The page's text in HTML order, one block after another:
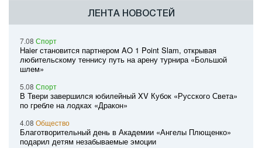
ЛЕНТА НОВОСТЕЙ
7.08 Спорт
Haier становится партнером AO 1 Point Slam, открывая
любительскому теннису путь на арену турнира «Большой
шлем»
5.08 Спорт
В Твери завершился юбилейный XV Кубок «Русского Света»
по гребле на лодках «Дракон»
4.08 Общество
Благотворительный день в Академии «Ангелы Плющенко»
подарил детям незабываемые эмоции